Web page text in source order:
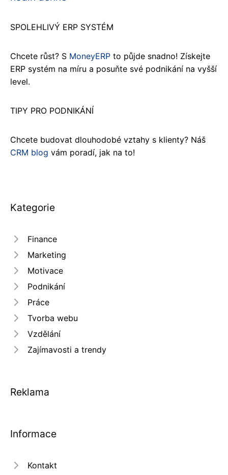
SPOLEHLIVÝ ERP SYSTÉM
Chcete růst? S MoneyERP to půjde snadno! Získejte
ERP systém na míru a posuňte své podnikání na vyšší
level.
TIPY PRO PODNIKÁNÍ
Chcete budovat dlouhodobé vztahy s klienty? Náš
CRM blog vám poradí, jak na to!
Kategorie
Finance
Marketing
Motivace
Podnikání
Práce
Tvorba webu
Vzdělání
Zajímavosti a trendy
Reklama
Informace
Kontakt